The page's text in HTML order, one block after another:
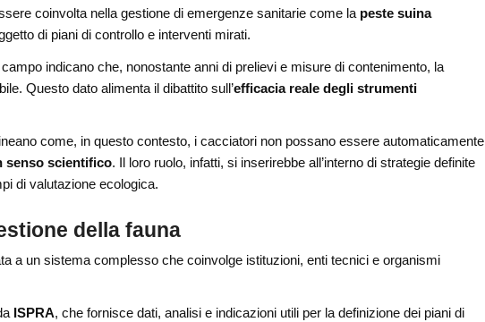
coinvolta nella gestione di emergenze sanitarie come la peste suina
di piani di controllo e interventi mirati.
indicano che, nonostante anni di prelievi e misure di contenimento, la
Questo dato alimenta il dibattito sull’efficacia reale degli strumenti
come, in questo contesto, i cacciatori non possano essere automaticamente
senso scientifico. Il loro ruolo, infatti, si inserirebbe all’interno di strategie definite
di valutazione ecologica.
della fauna
a un sistema complesso che coinvolge istituzioni, enti tecnici e organismi
ISPRA, che fornisce dati, analisi e indicazioni utili per la definizione dei piani di